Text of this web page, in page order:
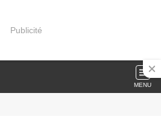
Publicité
MENU